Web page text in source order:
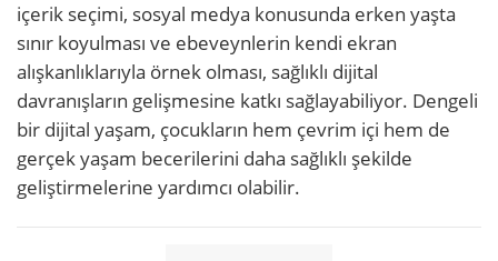
içerik seçimi, sosyal medya konusunda erken yaşta
sınır koyulması ve ebeveynlerin kendi ekran
alışkanlıklarıyla örnek olması, sağlıklı dijital
davranışların gelişmesine katkı sağlayabiliyor. Dengeli
bir dijital yaşam, çocukların hem çevrim içi hem de
gerçek yaşam becerilerini daha sağlıklı şekilde
geliştirmelerine yardımcı olabilir.